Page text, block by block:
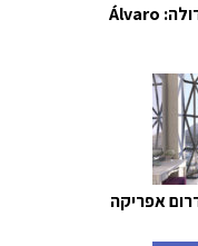
על פשטות ועל גדולה: Álvaro
אפריקה